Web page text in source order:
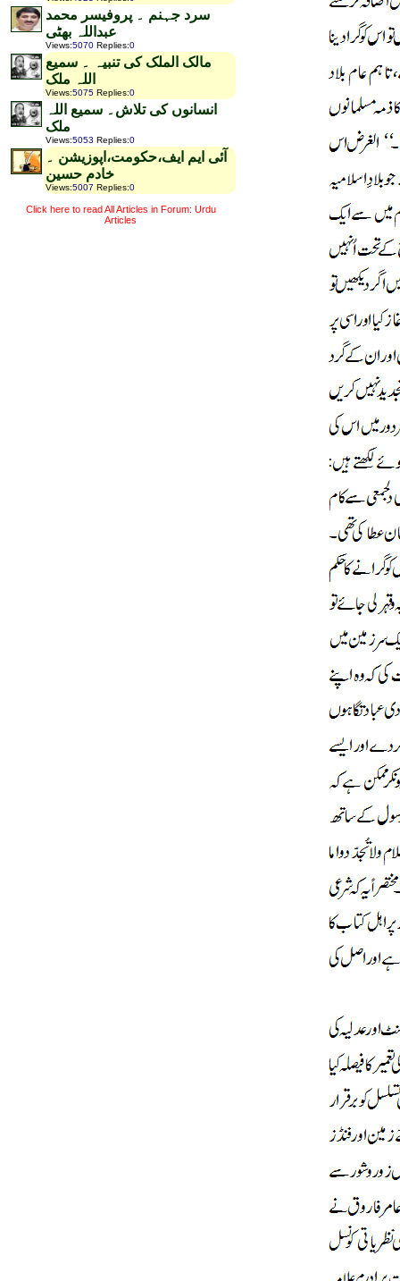
سرد جہنم ۔ پروفیسر محمد
عبداللہ بھٹی
Views:5070 Replies:0
مالک الملک کی تنبیہ ۔ سمیع
اللہ ملک
Views:5075 Replies:0
انسانوں کی تلاش۔ سمیع اللہ
ملک
Views:5053 Replies:0
آئی ایم ایف،حکومت،اپوزیشن ۔
خادم حسین
Views:5007 Replies:0
Click here to read All Articles in Forum: Urdu
Articles